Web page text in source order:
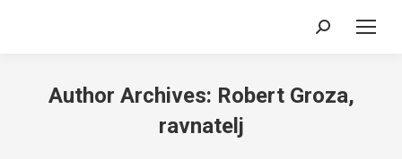
Search:
Author Archives: Robert Groza,
ravnatelj